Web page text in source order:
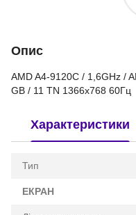
Опис
AMD A4-9120C / 1,6GHz /
GB / 11 TN 1366x768 60Гц
Характеристики
Тип
ЕКРАН